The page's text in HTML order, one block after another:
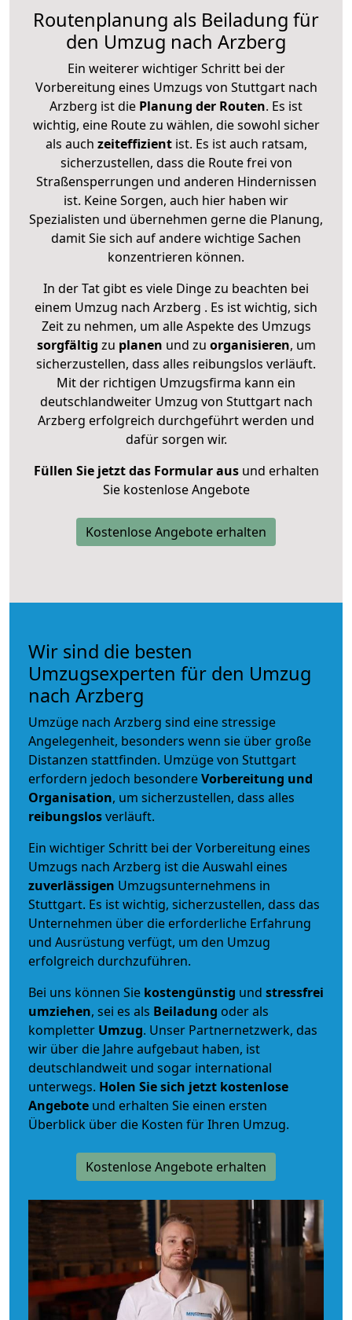
Routenplanung als Beiladung für
den Umzug nach Arzberg
Ein weiterer wichtiger Schritt bei der
Vorbereitung eines Umzugs von Stuttgart nach
Arzberg ist die Planung der Routen. Es ist
wichtig, eine Route zu wählen, die sowohl sicher
als auch zeiteffizientist. Es ist auch ratsam,
sicherzustellen, dass die Route frei von
Straßensperrungen und anderen Hindernissen
ist. Keine Sorgen, auch hier haben wir
Spezialisten und übernehmen gerne die Planung,
damit Sie sich auf andere wichtige Sachen
konzentrieren können.
In der Tat gibt es viele Dinge zu beachten bei
einem Umzug nach Arzberg . Es ist wichtig, sich
Zeit zu nehmen, um alle Aspekte des Umzugs
sorgfältig zu planen und zu organisieren, um
sicherzustellen, dass alles reibungslos verläuft.
Mit der richtigen Umzugsfirma kann ein
deutschlandweiter Umzug von Stuttgart nach
Arzberg erfolgreich durchgeführt werden und
dafür sorgen wir.
Füllen Sie jetzt das Formular ausund erhalten
Sie kostenlose Angebote
Kostenlose Angebote erhalten
Wir sind die besten
Umzugsexperten für den Umzug
nach Arzberg
Umzüge nach Arzberg sind eine stressige
Angelegenheit, besonders wenn sie über große
Distanzen stattfinden. Umzüge von Stuttgart
erfordern jedoch besondereVorbereitung und
Organisation, um sicherzustellen, dass alles
reibungslosverläuft.
Ein wichtiger Schritt bei der Vorbereitung eines
Umzugs nach Arzberg ist die Auswahl eines
zuverlässigen Umzugsunternehmens in
Stuttgart. Es ist wichtig, sicherzustellen, dass das
Unternehmen über die erforderliche Erfahrung
und Ausrüstung verfügt, um den Umzug
erfolgreich durchzuführen.
Bei uns können Sie kostengünstig und stressfrei
umziehen, sei es als Beiladung oder als
kompletter Umzug. Unser Partnernetzwerk, das
wir über die Jahre aufgebaut haben, ist
deutschlandweit und sogar international
unterwegs. Holen Sie sich jetzt kostenlose
Angebote und erhalten Sie einen ersten
Überblick über die Kosten für Ihren Umzug.
Kostenlose Angebote erhalten